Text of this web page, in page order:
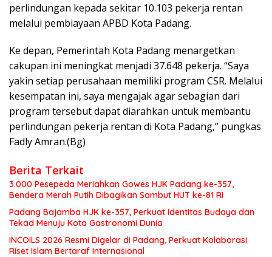
perlindungan kepada sekitar 10.103 pekerja rentan
melalui pembiayaan APBD Kota Padang.
Ke depan, Pemerintah Kota Padang menargetkan
cakupan ini meningkat menjadi 37.648 pekerja. “Saya
yakin setiap perusahaan memiliki program CSR. Melalui
kesempatan ini, saya mengajak agar sebagian dari
program tersebut dapat diarahkan untuk membantu
perlindungan pekerja rentan di Kota Padang,” pungkas
Fadly Amran.(Bg)
Berita Terkait
3.000 Pesepeda Meriahkan Gowes HJK Padang ke-357,
Bendera Merah Putih Dibagikan Sambut HUT ke-81 RI
Padang Bajamba HJK ke-357, Perkuat Identitas Budaya dan
Tekad Menuju Kota Gastronomi Dunia
INCOILS 2026 Resmi Digelar di Padang, Perkuat Kolaborasi
Riset Islam Bertaraf Internasional